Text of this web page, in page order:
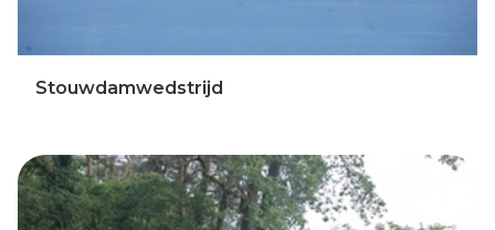
Stouwdamwedstrijd